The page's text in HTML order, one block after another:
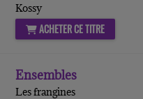
Kossy
ACHETER CE TITRE
Ensembles
Les frangines